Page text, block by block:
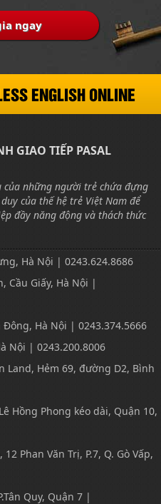
ngay
ENGLISH ONLINE
GIAO TIẾP PASAL
của những người trẻ chứa đựng
của thế hệ trẻ Việt Nam để
đầy năng động và thách thức
Hà Nội | 0243.624.8686
Cầu Giấy, Hà Nội |
Đông, Hà Nội | 0243.374.5666
Nội | 0243.200.8006
Land, Hẻm 69, đường D2, Bình
Hồng Phong kéo dài, Quận 10,
Phan Văn Trị, P.7, Q. Gò Vấp,
Quy, Quận 7 |